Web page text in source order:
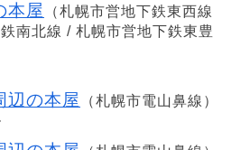
本屋
（札幌市営地下鉄東西線
南北線 / 札幌市営地下鉄東豊
辺の本屋
（札幌市電山鼻線）